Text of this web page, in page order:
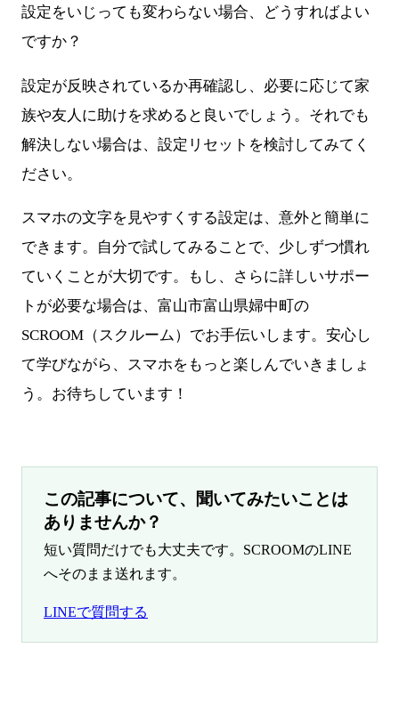
設定をいじっても変わらない場合、どうすればよい
ですか？
設定が反映されているか再確認し、必要に応じて家
族や友人に助けを求めると良いでしょう。それでも
解決しない場合は、設定リセットを検討してみてく
ださい。
スマホの文字を見やすくする設定は、意外と簡単に
できます。自分で試してみることで、少しずつ慣れ
ていくことが大切です。もし、さらに詳しいサポー
トが必要な場合は、富山市富山県婦中町の
SCROOM（スクルーム）でお手伝いします。安心し
て学びながら、スマホをもっと楽しんでいきましょ
う。お待ちしています！
この記事について、聞いてみたいことは
ありませんか？
短い質問だけでも大丈夫です。SCROOMのLINE
へそのまま送れます。
LINEで質問する